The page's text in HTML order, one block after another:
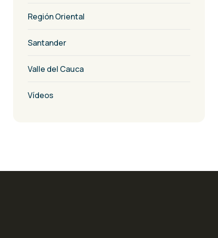
Región Oriental
Santander
Valle del Cauca
Vídeos